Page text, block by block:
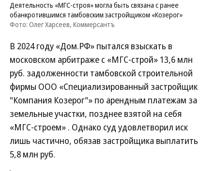
Деятельность «МГС-строя» могла быть связана с ранее
обанкротившимся тамбовским застройщиком «Козерог»
Фото: Олег Харсеев, Коммерсантъ
В 2024 году «Дом.РФ» пытался взыскать в
московском арбитраже с «МГС-строй» 13,6 млн
руб. задолженности тамбовской строительной
фирмы ООО «Специализированный застройщик
"Компания Козерог"» по арендным платежам за
земельные участки, позднее взятой на себя
«МГС-строем» . Однако суд удовлетворил иск
лишь частично, обязав застройщика выплатить
5,8 млн руб.